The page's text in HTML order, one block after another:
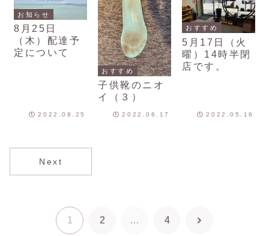
お知らせ
8月25日
（木）配達予
定について
2022.08.25
おすすめ
子供靴のニオ
イ（３）
2022.06.17
おすすめ
5月17日（火
曜）14時半閉
店です。
2022.05.16
Next
1 2 … 4
次